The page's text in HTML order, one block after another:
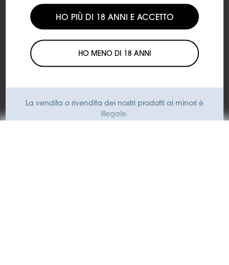
SUBTOTALE
€0,00
Aggiungi al carrello
HO PIÙ DI 18 ANNI E ACCETTO
HO MENO DI 18 ANNI
La vendita o rivendita dei nostri prodotti ai minori è
illegale.